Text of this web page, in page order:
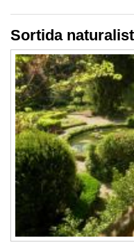
Sortida